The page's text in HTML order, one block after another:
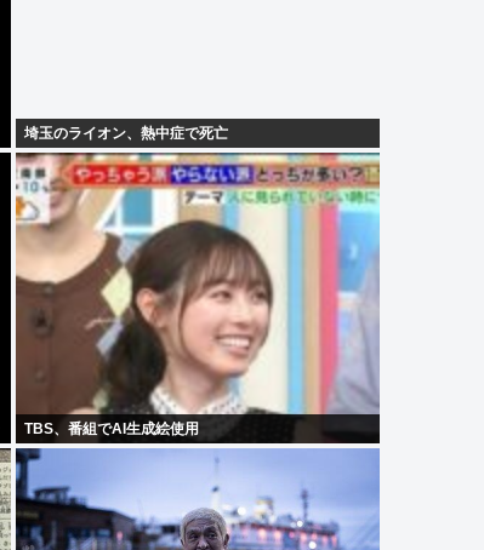
埼玉のライオン、熱中症で死亡
TBS、番組でAI生成絵使用